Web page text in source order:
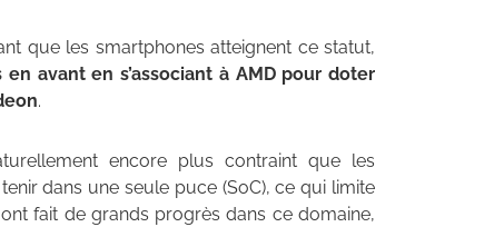
que les smartphones atteignent ce statut,
en avant en s’associant à AMD pour doter
.
encore plus contraint que les
dans une seule puce (SoC), ce qui limite
fait de grands progrès dans ce domaine,